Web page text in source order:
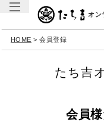
オン
HOME 会員登録
たち吉
会員